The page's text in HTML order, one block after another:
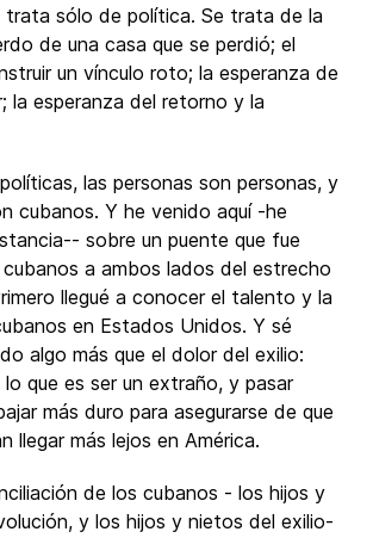
trata sólo de política. Se trata de la
de una casa que se perdió; el
un vínculo roto; la esperanza de
la esperanza del retorno y la
las personas son personas, y
cubanos. Y he venido aquí -he
sobre un puente que fue
a ambos lados del estrecho
llegué a conocer el talento y la
en Estados Unidos. Y sé
algo más que el dolor del exilio:
que es ser un extraño, y pasar
más duro para asegurarse de que
llegar más lejos en América.
de los cubanos - los hijos y
y los hijos y nietos del exilio-